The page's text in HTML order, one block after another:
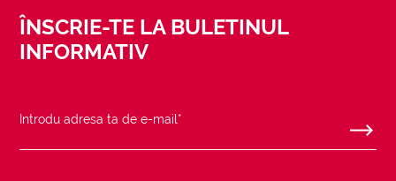
ÎNSCRIE-TE LA BULETINUL
INFORMATIV